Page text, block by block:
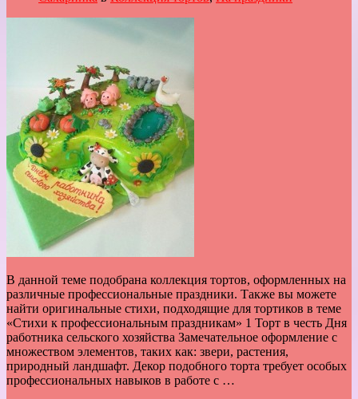
В данной теме подобрана коллекция тортов, оформленных на
различные профессиональные праздники. Также вы можете
найти оригинальные стихи, подходящие для тортиков в теме
«Стихи к профессиональным праздникам» 1 Торт в честь Дня
работника сельского хозяйства Замечательное оформление с
множеством элементов, таких как: звери, растения,
природный ландшафт. Декор подобного торта требует особых
профессиональных навыков в работе с …